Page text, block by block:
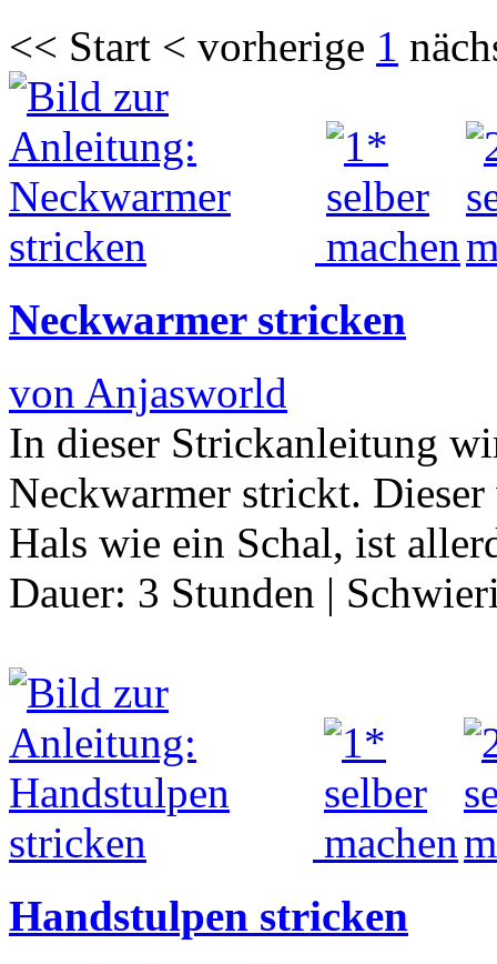
<< Start < vorherige 1
Neckwarmer stricken
von Anjasworld
In dieser Strickanleitung
Neckwarmer strickt.
Hals wie ein Schal, ist
Dauer: 3 Stunden |
Handstulpen stricken